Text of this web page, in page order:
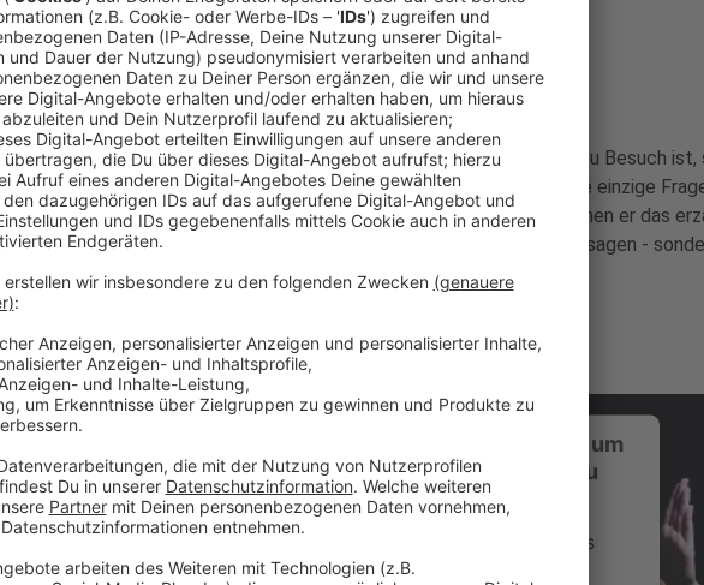
Ein Promi, keine Fragen und fünf Gegenstände
Anzeige
Wenn ein Popstar, Comedian, Schauspieler oder Politiker bei uns zu Besuch
auch dem besonderen Video-Interview „Fünf für". Dabei wird keine einzige
sondern dem Gast einfach fünf Dinge in die Hand gedrückt, zu denen er das
als Erstes einfällt. Keine Standardantworten, keine Promotionaussagen -
persönliche Geschichten - das ist „Fünf für"!
Wir benötigen Ihre Zustimmung, um
den YouTube Video-Service zu
laden!
Wir verwenden einen Service eines
Drittanbieters, um Videoinhalte